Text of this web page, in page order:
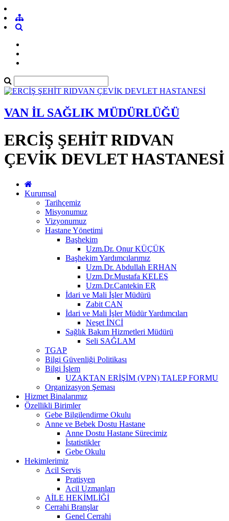
VAN İL SAĞLIK MÜDÜRLÜĞÜ
ERCİŞ ŞEHİT RIDVAN
ÇEVİK DEVLET HASTANESİ
Kurumsal
Tarihçemiz
Misyonumuz
Vizyonumuz
Hastane Yönetimi
Başhekim
Uzm.Dr. Onur KÜÇÜK
Başhekim Yardımcılarımız
Uzm.Dr. Abdullah ERHAN
Uzm.Dr.Mustafa KELEŞ
Uzm.Dr.Cantekin ER
İdari ve Mali İşler Müdürü
Zabit CAN
İdari ve Mali İşler Müdür Yardımcıları
Neşet İNCİ
Sağlık Bakım Hizmetleri Müdürü
Seli SAĞLAM
TGAP
Bilgi Güvenliği Politikası
Bilgi İşlem
UZAKTAN ERİŞİM (VPN) TALEP FORMU
Organizasyon Şeması
Hizmet Binalarımız
Özellikli Birimler
Gebe Bilgilendirme Okulu
Anne ve Bebek Dostu Hastane
Anne Dostu Hastane Sürecimiz
İstatistikler
Gebe Okulu
Hekimlerimiz
Acil Servis
Pratisyen
Acil Uzmanları
AİLE HEKİMLİĞİ
Cerrahi Branşlar
Genel Cerrahi